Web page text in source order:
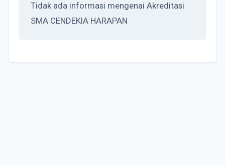
Tidak ada informasi mengenai Akreditasi
SMA CENDEKIA HARAPAN